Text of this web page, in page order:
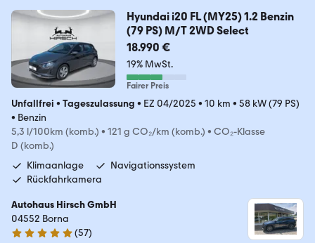
Hyundai i20 FL (MY25) 1.2 Benzin
(79 PS) M/T 2WD Select
18.990 €
19% MwSt.
Fairer Preis
Unfallfrei • Tageszulassung • EZ 04/2025 • 10 km • 58 kW (79 PS)
• Benzin
5,3 l/100km (komb.) • 121 g CO₂/km (komb.) • CO₂-Klasse
D (komb.)
Klimaanlage
Navigationssystem
Rückfahrkamera
Autohaus Hirsch GmbH
04552 Borna
5 Sterne
(57)